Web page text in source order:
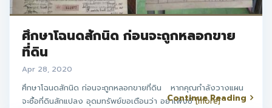
ศึกษาโฉนดสักนิด ก่อนจะถูกหลอกขาย
ที่ดิน
Apr 28, 2020
ศึกษาโฉนดสักนิด ก่อนจะถูกหลอกขายที่ดิน หากคุณกำลังวางแผน
จะซื้อที่ดินสักแปลง อุดมทรัพย์ขอเตือนว่า อย่าเพิ่งซื[more]
Continue Reading